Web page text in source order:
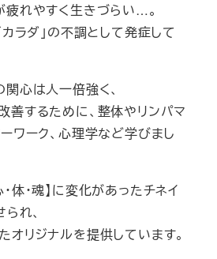
疲れやすく生きづらい…。
ラダ｣の不調として発症して
心は人一倍強く、
善するために、整体やリンパマ
ワーク、心理学など学びまし
体・魂】に変化があったチネイ
れ、
リジナルを提供しています。